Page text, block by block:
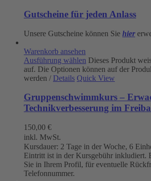
Gutscheine für jeden Anlass
Unsere Gutscheine können Sie hier
Warenkorb ansehen
Ausführung wählen Dieses Produkt
auf. Die Optionen können auf der
werden / Details Quick View
Gruppenschwimmkurs –
Technikverbesserung im
150,00 €
inkl. MwSt.
Kursdauer: 2 Tage in der Woche, 6
Eintritt ist in der Kursgebühr inkludiert.
Sie in Ihrem Profil, für eventuelle
Telefonnummer.